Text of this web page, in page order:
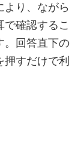
り、ながら
確認するこ
。回答直下の
すだけで利